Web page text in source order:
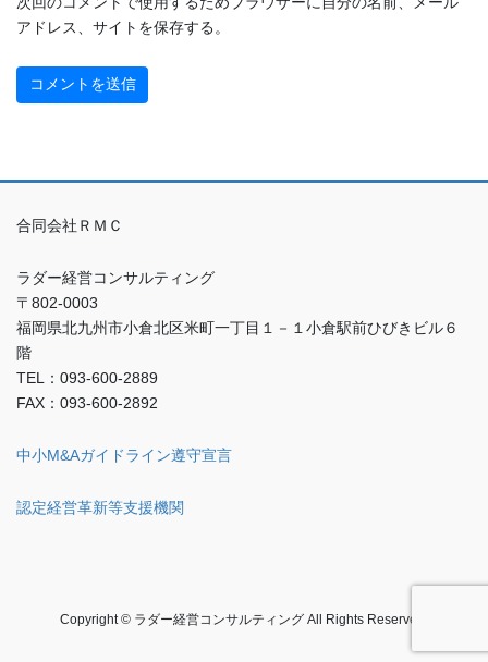
アドレス、サイトを保存する。
合同会社ＲＭＣ
ラダー経営コンサルティング
〒802-0003
福岡県北九州市小倉北区米町一丁目１－１小倉駅前ひびきビル６
階
TEL：093-600-2889
FAX：093-600-2892
中小M&Aガイドライン遵守宣言
認定経営革新等支援機関
Copyright © ラダー経営コンサルティング All Rights Reserved.